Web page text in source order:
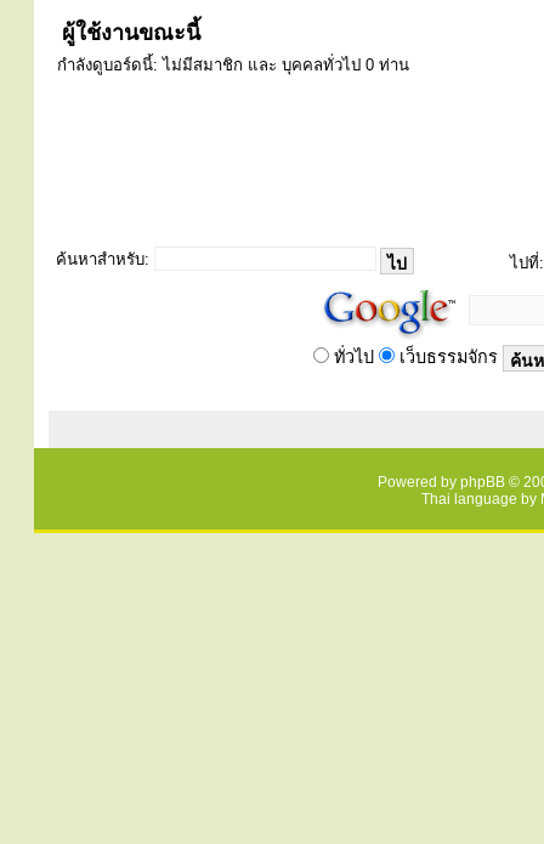
ผู้ใช้งานขณะนี้
กำลังดูบอร์ดนี้: ไม่มีสมาชิก และ บุคคลทั่วไป 0 ท่าน
ค้นหาสำหรับ: ไปที่:
ทั่วไป เว็บธรรมจักร
Powered by phpBB ©
Thai language by